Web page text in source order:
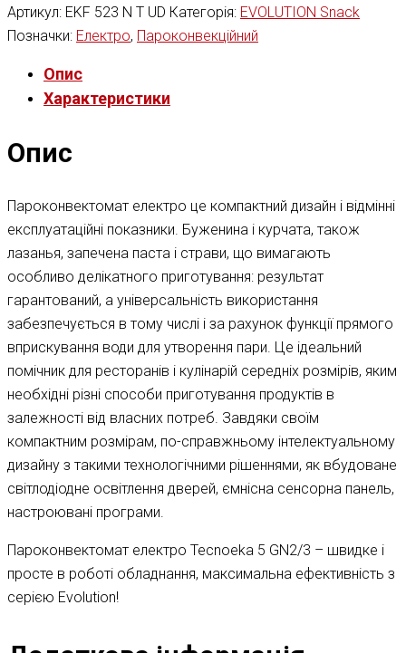
Артикул: EKF 523 N T UD Категорія: EVOLUTION Snack
Позначки: Електро, Пароконвекційний
Опис
Характеристики
Опис
Пароконвектомат електро це компактний дизайн і відмінні
експлуатаційні показники. Буженина і курчата, також
лазанья, запечена паста і страви, що вимагають
особливо делікатного приготування: результат
гарантований, а універсальність використання
забезпечується в тому числі і за рахунок функції прямого
вприскування води для утворення пари. Це ідеальний
помічник для ресторанів і кулінарій середніх розмірів, яким
необхідні різні способи приготування продуктів в
залежності від власних потреб. Завдяки своїм
компактним розмірам, по-справжньому інтелектуальному
дизайну з такими технологічними рішеннями, як вбудоване
світлодіодне освітлення дверей, ємнісна сенсорна панель,
настроювані програми.
Пароконвектомат електро Tecnoeka 5 GN2/3 – швидке і
просте в роботі обладнання, максимальна ефективність з
серією Evolution!